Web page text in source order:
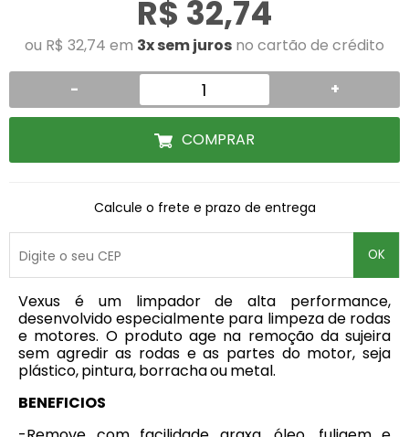
R$ 32,74
ou R$ 32,74 em 3x sem juros no cartão de crédito
- +
COMPRAR
Calcule o frete e prazo de entrega
OK
Vexus é um limpador de alta performance,
desenvolvido especialmente para limpeza de rodas
e motores. O produto age na remoção da sujeira
sem agredir as rodas e as partes do motor, seja
plástico, pintura, borracha ou metal.
BENEFICIOS